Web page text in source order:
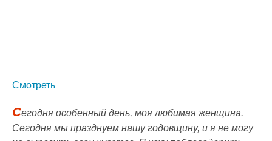
Смотреть
Сегодня особенный день, моя любимая женщина.
Сегодня мы празднуем нашу годовщину, и я не могу